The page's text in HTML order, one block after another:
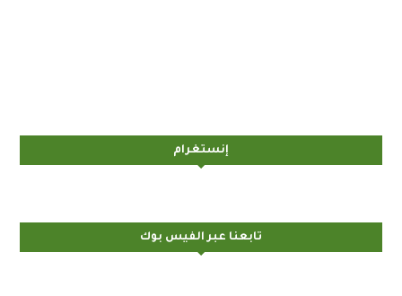
إنستغرام
تابعنا عبر الفيس بوك